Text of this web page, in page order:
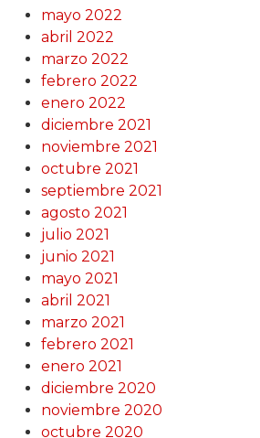
mayo 2022
abril 2022
marzo 2022
febrero 2022
enero 2022
diciembre 2021
noviembre 2021
octubre 2021
septiembre 2021
agosto 2021
julio 2021
junio 2021
mayo 2021
abril 2021
marzo 2021
febrero 2021
enero 2021
diciembre 2020
noviembre 2020
octubre 2020